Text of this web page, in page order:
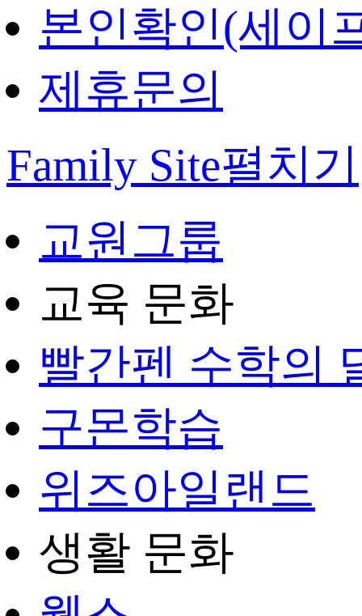
본인확인(세이
제휴문의
Family Site펼치기
교원그룹
교육 문화
빨간펜 수학의
구몬학습
위즈아일랜드
생활 문화